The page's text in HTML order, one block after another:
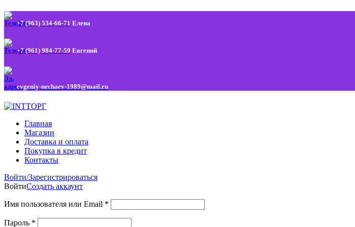
+7 (963) 534-66-71 Елена
+7 (961) 984-77-59 Евгений
evgeniy-nechaev-1989@mail.ru
Главная
Магазин
Доставка и оплата
Покупка в кредит
Контакты
Войти/Зарегистрироваться
ВойтиСоздать аккаунт
Имя пользователя или Email *
Пароль *